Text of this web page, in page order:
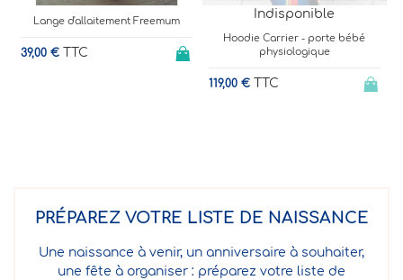
Indisponible
physiologique
Coussin d'allaitement nomade
TTC
PRÉPAREZ VOTRE LISTE DE NAISSANCE
Une naissance à venir, un anniversaire à souhaiter,
une fête à organiser : préparez votre liste de